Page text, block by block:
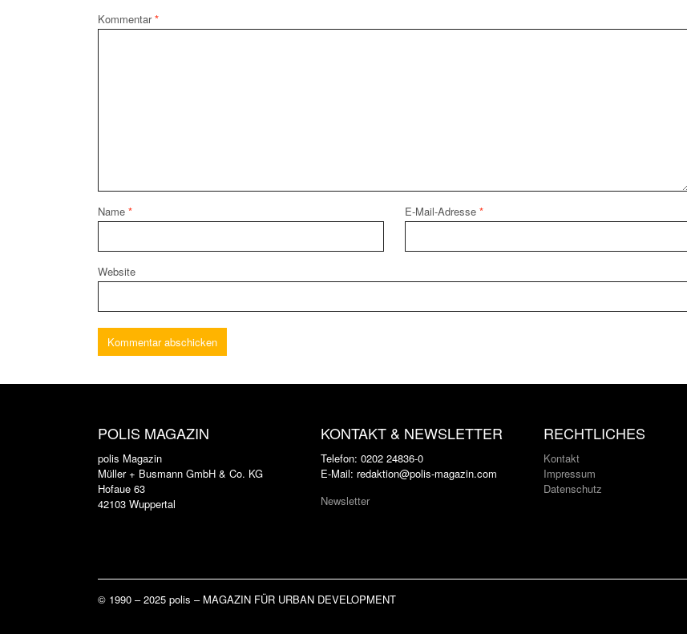
Kommentar*
Name * E-Mail-Adresse *
Website
POLIS MAGAZIN
polis Magazin
Müller + Busmann GmbH & Co. KG
Hofaue 63
42103 Wuppertal
KONTAKT & NEWSLETTER
Telefon: 0202 24836-0
E-Mail: redaktion@polis-magazin.com
Newsletter
RECHTLICHES
Kontakt
Impressum
Datenschutz
© 1990 – 2025 polis – MAGAZIN FÜR URBAN DEVELOPMENT